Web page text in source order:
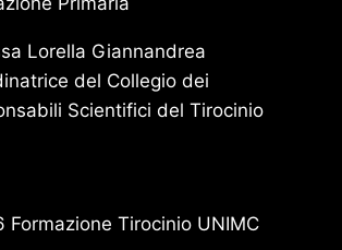
Lorella Giannandrea
del Collegio dei
Scientifici del Tirocinio
Tirocinio UNIMC